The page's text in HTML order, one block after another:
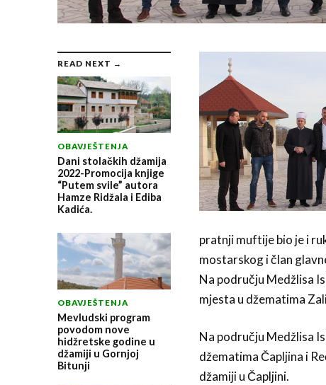
READ NEXT →
OBAVJEŠTENJA
Dani stolačkih džamija
2022-Promocija knjige
“Putem svile” autora
Hamze Ridžala i Ediba
Kadića.
OBAVJEŠTENJA
Mevludski program
povodom nove
hidžretske godine u
džamiji u Gornjoj
Bitunji
pratnji muftije bio je i
mostarskog i član
Na području Medžlisa
mjesta u džematima
Na području Medžlisa
džematima Čapljina i
džamiji u Čapljini.